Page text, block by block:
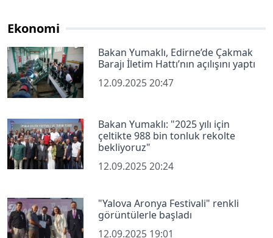
Ekonomi
Bakan Yumaklı, Edirne’de Çakmak
Barajı İletim Hattı’nın açılışını yaptı
12.09.2025 20:47
Bakan Yumaklı: "2025 yılı için
çeltikte 988 bin tonluk rekolte
bekliyoruz"
12.09.2025 20:24
"Yalova Aronya Festivali" renkli
görüntülerle başladı
12.09.2025 19:01